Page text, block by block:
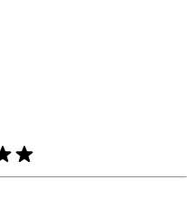
un tās atbilst Bazaarvoice
vērtējumu veidā ir noderīgi